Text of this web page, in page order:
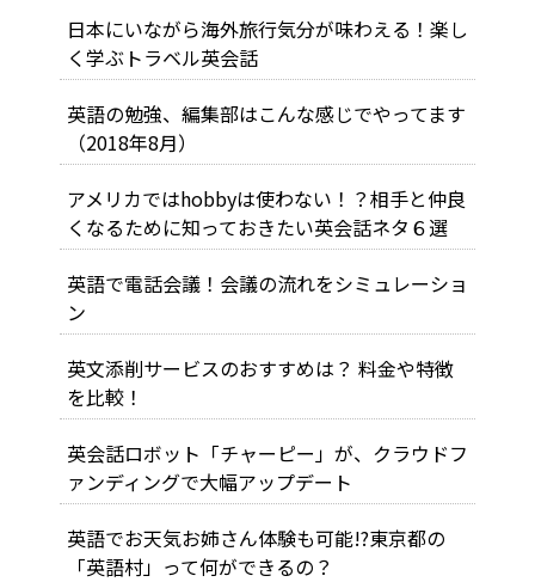
日本にいながら海外旅行気分が味わえる！楽し
く学ぶトラベル英会話
英語の勉強、編集部はこんな感じでやってます
（2018年8月）
アメリカではhobbyは使わない！？相手と仲良
くなるために知っておきたい英会話ネタ６選
英語で電話会議！会議の流れをシミュレーショ
ン
英文添削サービスのおすすめは？ 料金や特徴
を比較！
英会話ロボット「チャーピー」が、クラウドフ
ァンディングで大幅アップデート
英語でお天気お姉さん体験も可能!?東京都の
「英語村」って何ができるの？